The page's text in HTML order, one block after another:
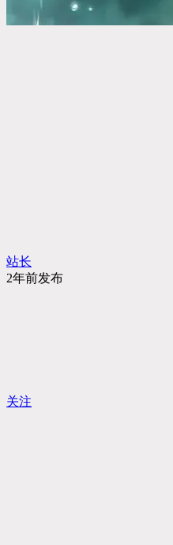
站长
2年前发布
关注